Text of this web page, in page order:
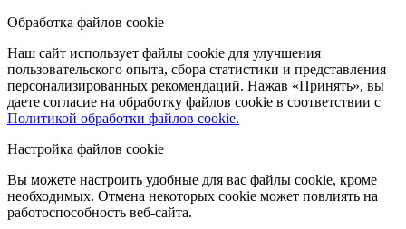
Обработка файлов cookie
Наш сайт использует файлы cookie для улучшения
пользовательского опыта, сбора статистики и представления
персонализированных рекомендаций. Нажав «Принять», вы
даете согласие на обработку файлов cookie в соответствии с
Политикой обработки файлов cookie.
Настройка файлов cookie
Вы можете настроить удобные для вас файлы cookie, кроме
необходимых. Отмена некоторых cookie может повлиять на
работоспособность веб-сайта.